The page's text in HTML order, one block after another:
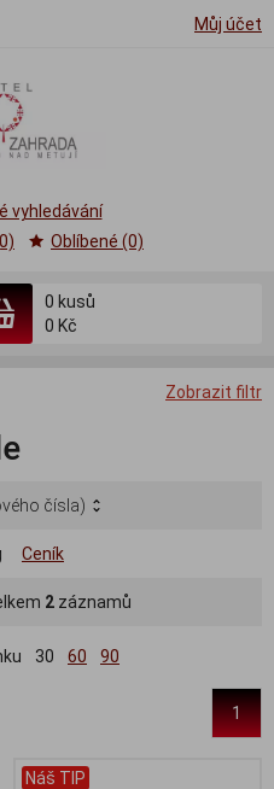
Můj účet
0 kusů
0 Kč
vyhledávání
Oblíbené (0)
Zobrazit filtr
čísla)
Ceník
2 záznamů
30 60 90
1
Náš TIP